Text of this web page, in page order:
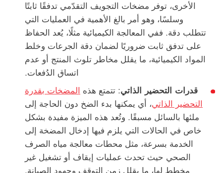
الأخرى، توفر مضخات التجويف التقدّمي تدفقًا ثابتًا
وسلسًا، وهو أمر بالغ الأهمية في العمليات التي
تتطلب دقة. ففي المعالجة الكيميائية مثلًا، يُعد الحفاظ
على تدفق ثابت ضروريًا لضمان دقة الجرعات وخلط
المواد الكيميائية، ما يقلل مخاطر تلوث المنتج أو عدم
اتساق الدُفعات.
قدرات التحضير الذاتي: تتمتع هذه المضخات بقدرة
التحضير الذاتي، أي يمكنها بدء الضخ دون الحاجة إلى
ملئها بالسائل مسبقًا. وتُعد هذه الميزة مفيدة بشكل
خاص في الحالات التي يلزم فيها إدخال المضخة إلى
الخدمة بسرعة، مثل محطات معالجة مياه الصرف
الصحي حيث تحدث عمليات إيقاف أو تشغيل غير
مخطط لها، ما يقلل زمن التوقف وجهود الصيانة.